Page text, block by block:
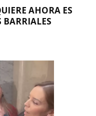
AHORA ES
BARRIALES